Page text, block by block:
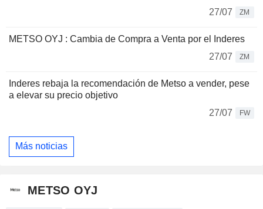
27/07
ZM
METSO OYJ : Cambia de Compra a Venta por el Inderes
27/07
ZM
Inderes rebaja la recomendación de Metso a vender, pese
a elevar su precio objetivo
27/07
FW
Más noticias
METSO OYJ